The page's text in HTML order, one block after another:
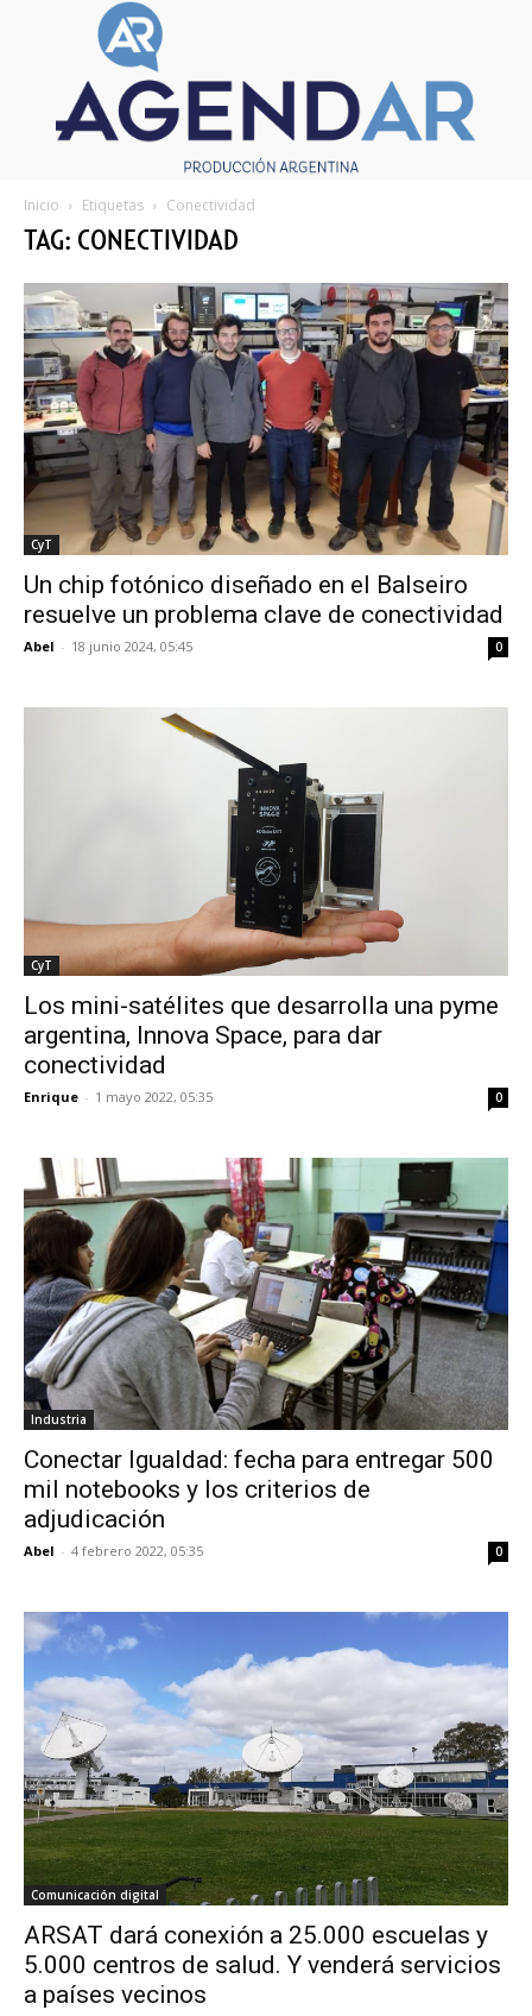
Inicio Etiquetas Conectividad
TAG: CONECTIVIDAD
CyT
Un chip fotónico diseñado en el Balseiro
resuelve un problema clave de conectividad
Abel - 18 junio 2024, 05:45 0
CyT
Los mini-satélites que desarrolla una pyme
argentina, Innova Space, para dar
conectividad
Enrique - 1 mayo 2022, 05:35 0
Industria
Conectar Igualdad: fecha para entregar 500
mil notebooks y los criterios de
adjudicación
Abel - 4 febrero 2022, 05:35 0
Comunicación digital
ARSAT dará conexión a 25.000 escuelas y
5.000 centros de salud. Y venderá servicios
a países vecinos